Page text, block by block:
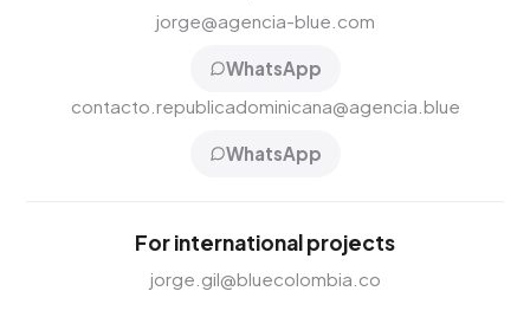
jorge@agencia-blue.com
WhatsApp
contacto.republicadominicana@agencia.blue
WhatsApp
For international projects
jorge.gil@bluecolombia.co